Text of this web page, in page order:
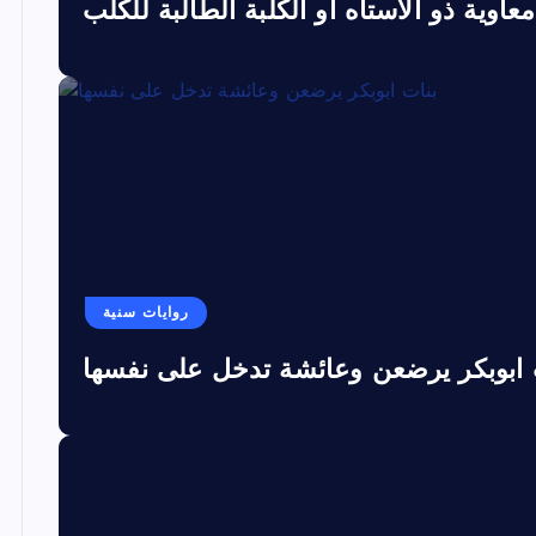
معاوية ذو الاستاه او الكلبة الطالبة للكلب
روايات سنية
ابوبكر يرضعن وعائشة تدخل على نفسها